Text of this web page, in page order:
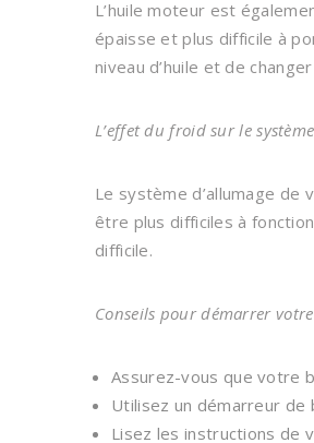
L’huile moteur est
épaisse et plus difficile à
niveau d’huile et de
L’effet du froid sur le
Le système d’allumage de
être plus difficiles à
difficile.
Conseils pour démarrer
Assurez-vous que votre
Utilisez un démarreur
Lisez les instructions de